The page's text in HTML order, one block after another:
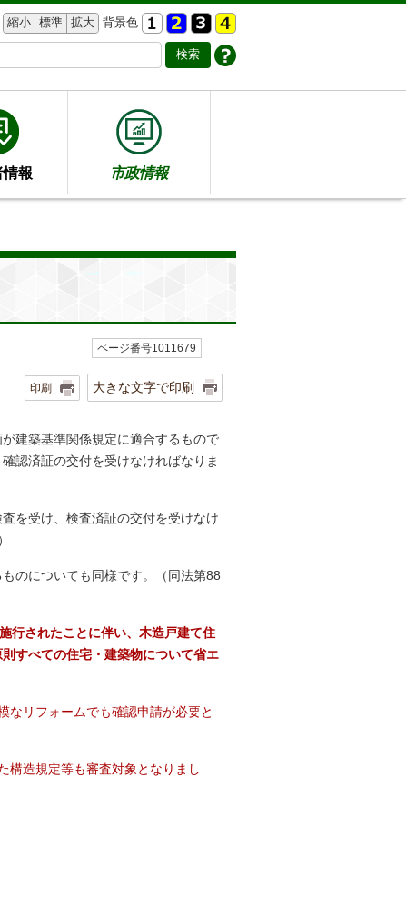
縮小 標準 拡大 背景色
情報 市政情報
ページ番号1011679
印刷 大きな文字で印刷
建築基準関係規定に適合するもので
認済証の交付を受けなければなりま
を受け、検査済証の交付を受けなけ
のについても同様です。（同法第88
行されたことに伴い、木造戸建て住
すべての住宅・建築物について省エ
リフォームでも確認申請が必要と
造規定等も審査対象となりまし